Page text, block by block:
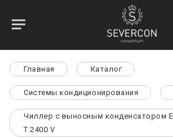
Главная Каталог
Системы кондиционирования
Чиллер с выносным конденсатором
T 2400 V